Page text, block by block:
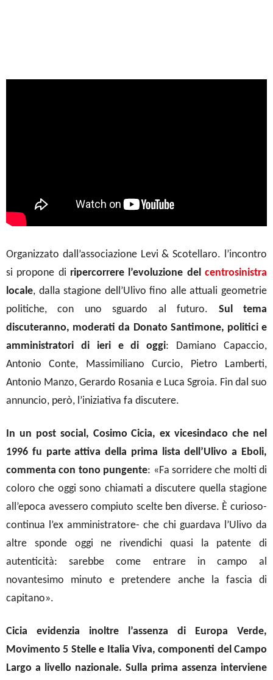
Organizzato dall’associazione Levi & Scotellaro. l’incontro
si propone di ripercorrere l’evoluzione del centrosinistra
locale, dalla stagione dell’Ulivo fino alle attuali geometrie
politiche, con uno sguardo al futuro. Sul tema
discuteranno, moderati da Donato Santimone, politici e
amministratori di ieri e di oggi: Damiano Capaccio,
Antonio Conte, Massimiliano Curcio, Pietro Lamberti,
Antonio Manzo, Gerardo Rosania e Luca Sgroia. Fin dal suo
annuncio, però, l’iniziativa fa discutere.
In un post social, Cosimo Cicia, exvicesindaco che nel
1996 fu parte attiva della prima lista dell’Ulivo a Eboli,
commenta con tono pungente: «Fa sorridere che molti di
coloro che oggi sono chiamati a discutere quella stagione
all’epoca avessero compiuto scelte ben diverse. È curioso-
continua l’ex amministratore- che chi guardava l’Ulivo da
altre sponde oggi ne rivendichi quasi la patente di
autenticità: sarebbe come entrare in campo al
novantesimo minuto e pretendere anche la fascia di
capitano».
Cicia evidenzia inoltre l’assenza di Europa Verde,
Movimento 5 Stellee Italia Viva, componenti del Campo
Largo a livello nazionale. Sulla prima assenza interviene